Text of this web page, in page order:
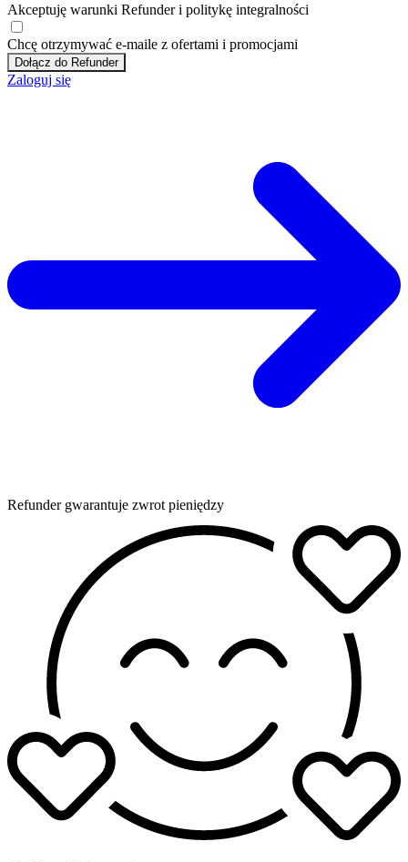
Akceptuję warunki Refunder i politykę integralności
Chcę otrzymywać e-maile z ofertami i promocjami
Dołącz do Refunder
Zaloguj się
Refunder gwarantuje zwrot pieniędzy